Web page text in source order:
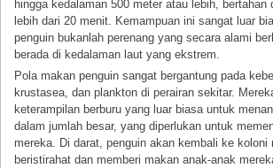
hingga kedalaman 500 meter atau lebih, bertahan
lebih dari 20 menit. Kemampuan ini sangat luar
penguin bukanlah perenang yang secara alami
berada di kedalaman laut yang ekstrem.
Pola makan penguin sangat bergantung pada
krustasea, dan plankton di perairan sekitar.
keterampilan berburu yang luar biasa untuk
dalam jumlah besar, yang diperlukan untuk
mereka. Di darat, penguin akan kembali ke koloni
beristirahat dan memberi makan anak-anak